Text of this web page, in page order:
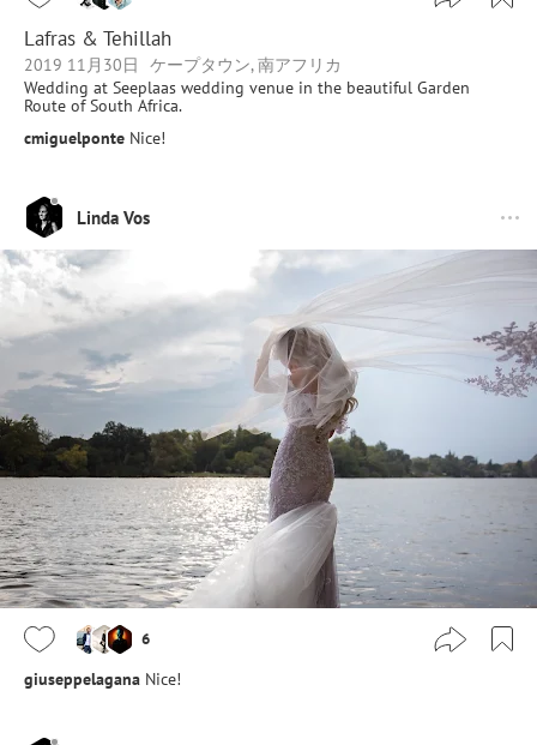
Lafras & Tehillah
2019 11月30日
ケープタウン, 南アフリカ
Wedding at Seeplaas wedding venue in the beautiful Garden
Route of South Africa.
cmiguelponte Nice!
Linda Vos
6
giuseppelagana Nice!